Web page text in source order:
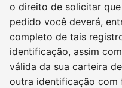
o direito de solicitar
pedido você deverá,
completo de tais
identificação, assim
válida da sua carteira
outra identificação